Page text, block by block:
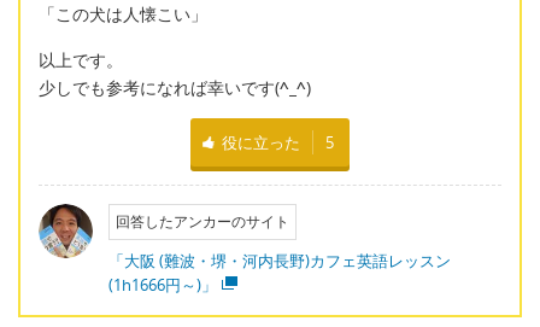
「この犬は人懐こい」
以上です。
少しでも参考になれば幸いです(^_^)
役に立った 5
回答したアンカーのサイト
「大阪 (難波・堺・河内長野)カフェ英語レッスン
(1h1666円～)」